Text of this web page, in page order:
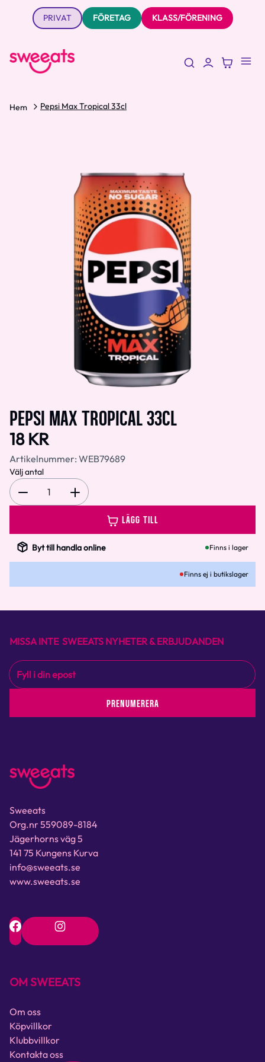
PRIVAT FÖRETAG KLASS/FÖRENING
Hem Pepsi Max Tropical 33cl
PEPSI MAX TROPICAL 33CL
18 KR
Artikelnummer: WEB79689
Välj antal
1
LÄGG TILL
Byt till handla online Finns i lager
Finns ej i butikslager
MISSA INTE SWEEATS NYHETER & ERBJUDANDEN
PRENUMERERA
Sweeats
Org.nr 559089-8184
Jägerhorns väg 5
141 75 Kungens Kurva
info@sweeats.se
www.sweeats.se
OM SWEEATS
Om oss
Köpvillkor
Klubbvillkor
Kontakta oss